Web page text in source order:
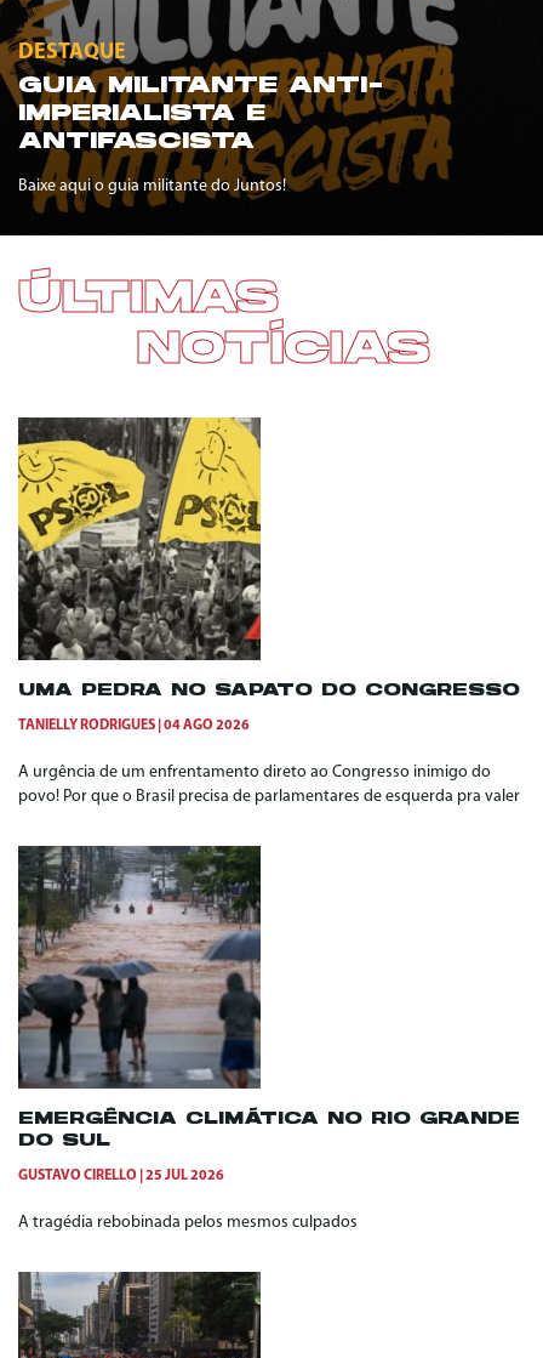
DESTAQUE
GUIA MILITANTE ANTI-
IMPERIALISTA E
ANTIFASCISTA
Baixe aqui o guia militante do Juntos!
ÚLTIMAS
NOTÍCIAS
UMA PEDRA NO SAPATO DO CONGRESSO
TANIELLY RODRIGUES 04 AGO 2026
A urgência de um enfrentamento direto ao Congresso inimigo do
povo! Por que o Brasil precisa de parlamentares de esquerda pra valer
EMERGÊNCIA CLIMÁTICA NO RIO GRANDE
DO SUL
GUSTAVO CIRELLO 25 JUL 2026
A tragédia rebobinada pelos mesmos culpados